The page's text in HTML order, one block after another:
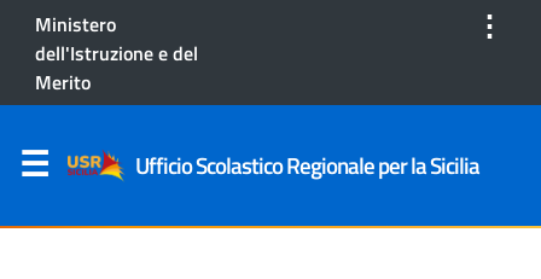
Ministero
dell'Istruzione e del
Merito
⋮
Ufficio Scolastico Regionale per la Sicilia